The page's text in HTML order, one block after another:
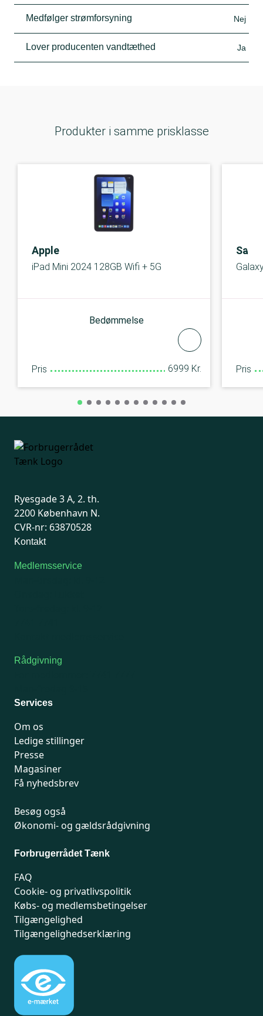
Medfølger strømforsyning Nej
Lover producenten vandtæthed Ja
Produkter i samme prisklasse
Apple
iPad Mini 2024 128GB Wifi + 5G
Bedømmelse
Pris 6999 Kr. Pris
Ryesgade 3 A, 2. th.
2200 København N.
CVR-nr: 63870528
Kontakt
Medlemsservice
Rådgivning
Services
Om os
Ledige stillinger
Presse
Magasiner
Få nyhedsbrev
Besøg også
Økonomi- og gældsrådgivning
Forbrugerrådet Tænk
FAQ
Cookie- og privatlivspolitik
Købs- og medlemsbetingelser
Tilgængelighed
Tilgængelighedserklæring